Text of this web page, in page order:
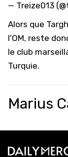
— Treize013
Alors que
l'OM, reste
le club
Turquie.
Marius